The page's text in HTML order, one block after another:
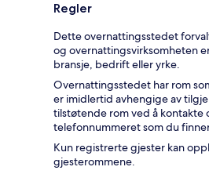
Regler
Dette overnattingsstedet
og overnattingsvirksomheten
bransje, bedrift eller yrke.
Overnattingsstedet har rom
er imidlertid avhengige av
tilstøtende rom ved å kontakte
telefonnummeret som du
Kun registrerte gjester kan
gjesterommene.